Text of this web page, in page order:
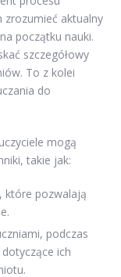
zrozumieć aktualny
początku nauki.
szczegółowy
To z kolei
do
mogą
takie jak:
które pozwalają
podczas
ich